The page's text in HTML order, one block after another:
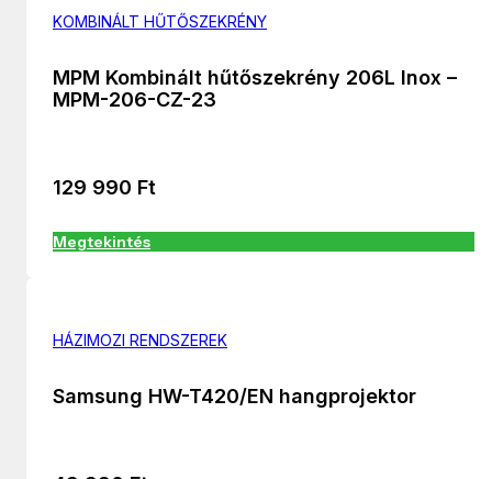
KOMBINÁLT HŰTŐSZEKRÉNY
MPM Kombinált hűtőszekrény 206L Inox –
MPM-206-CZ-23
129 990 Ft
Megtekintés
HÁZIMOZI RENDSZEREK
Samsung HW-T420/EN hangprojektor